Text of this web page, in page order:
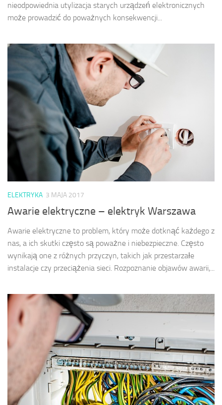
nieodpowiednia utylizacja starych urządzeń elektronicznych
może prowadzić do poważnych konsekwencji...
ELEKTRYKA 3 MAJA 2017
Awarie elektryczne – elektryk Warszawa
Awarie elektryczne to problem, który może dotknąć każdego z
nas, a ich skutki często są poważne i niebezpieczne. Często
wynikają one z różnych przyczyn, takich jak przestarzałe
instalacje czy przeciążenia sieci. Rozpoznanie objawów awarii,...